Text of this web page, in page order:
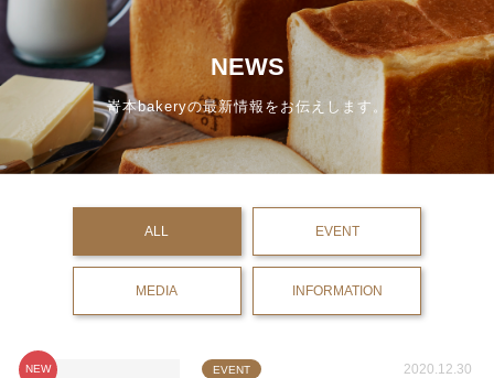
NEWS
嵜本bakeryの最新情報をお伝えします。
ALL EVENT
MEDIA INFORMATION
NEW EVENT 2020.12.30